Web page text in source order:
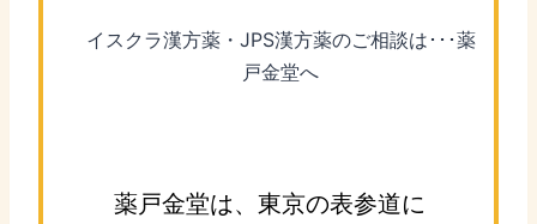
イスクラ漢方薬・JPS漢方薬のご相談は･･･薬
戸金堂へ
薬戸金堂は、東京の表参道に